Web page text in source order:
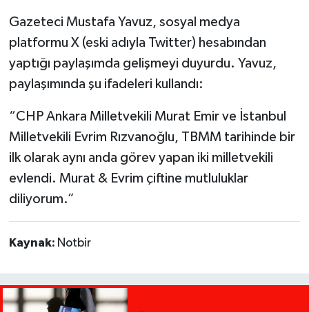
Gazeteci Mustafa Yavuz, sosyal medya
platformu X (eski adıyla Twitter) hesabından
yaptığı paylaşımda gelişmeyi duyurdu. Yavuz,
paylaşımında şu ifadeleri kullandı:
“CHP Ankara Milletvekili Murat Emir ve İstanbul
Milletvekili Evrim Rızvanoğlu, TBMM tarihinde bir
ilk olarak aynı anda görev yapan iki milletvekili
evlendi. Murat & Evrim çiftine mutluluklar
diliyorum.”
Kaynak: Notbir